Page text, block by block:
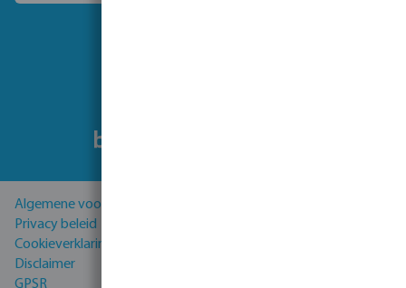
Algemene voorwaarden
Privacy beleid
Cookieverklaring
Disclaimer
GPSR